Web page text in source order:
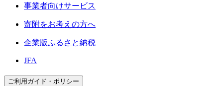
事業者向けサービス
寄附をお考えの方へ
企業版ふるさと納税
JFA
ご利用ガイド・ポリシー